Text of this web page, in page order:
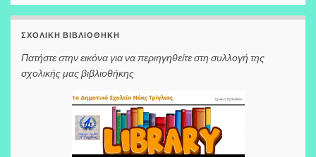
ΣΧΟΛΙΚΉ ΒΙΒΛΙΟΘΉΚΗ
Πατήστε στην εικόνα για να περιηγηθείτε στη συλλογή της
σχολικής μας βιβλιοθήκης